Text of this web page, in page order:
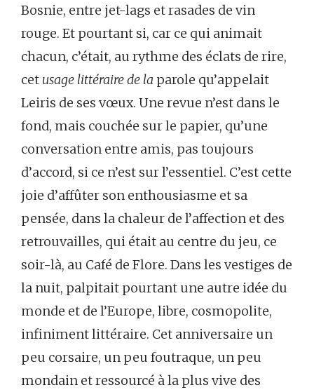
Bosnie, entre jet-lags et rasades de vin
rouge. Et pourtant si, car ce qui animait
chacun, c’était, au rythme des éclats de rire,
cet usage littéraire de la parole qu’appelait
Leiris de ses vœux. Une revue n’est dans le
fond, mais couchée sur le papier, qu’une
conversation entre amis, pas toujours
d’accord, si ce n’est sur l’essentiel. C’est cette
joie d’affûter son enthousiasme et sa
pensée, dans la chaleur de l’affection et des
retrouvailles, qui était au centre du jeu, ce
soir-là, au Café de Flore. Dans les vestiges de
la nuit, palpitait pourtant une autre idée du
monde et de l’Europe, libre, cosmopolite,
infiniment littéraire. Cet anniversaire un
peu corsaire, un peu foutraque, un peu
mondain et ressourcé à la plus vive des